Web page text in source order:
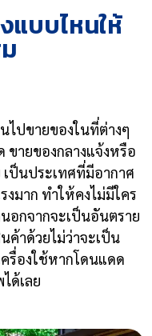
แบบไหนให้
ไปขายของในที่ต่างๆ
ขายของกลางแจ้งหรือ
ป็นประเทศที่มีอากาศ
มาก ทำให้คงไม่มีใคร
อกจากจะเป็นอันตราย
ค้าด้วยไม่ว่าจะเป็น
รื่องใช้หากโดนแดด
ด้เลย